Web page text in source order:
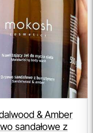
& Amber
sandałowe z